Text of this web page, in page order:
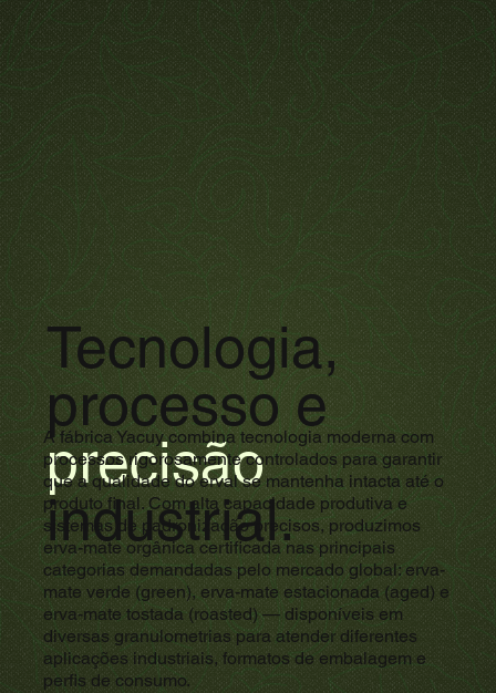
Tecnologia,
processo e
precisão
industrial.
A fábrica Yacuy combina tecnologia moderna com
processos rigorosamente controlados para garantir
que a qualidade do erval se mantenha intacta até o
produto final. Com alta capacidade produtiva e
sistemas de padronização precisos, produzimos
erva-mate orgânica certificada nas principais
categorias demandadas pelo mercado global: erva-
mate verde (green), erva-mate estacionada (aged) e
erva-mate tostada (roasted) — disponíveis em
diversas granulometrias para atender diferentes
aplicações industriais, formatos de embalagem e
perfis de consumo.